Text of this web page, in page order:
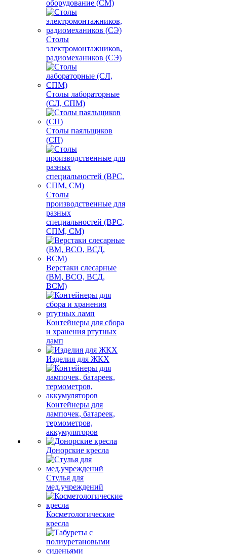
оборудование (СМ)
Столы
электромонтажников,
радиомехаников (СЭ)
Столы лабораторные
(СЛ, СПМ)
Столы паяльщиков
(СП)
Столы
производственные для
разных
специальностей (ВРС,
СПМ, СМ)
Верстаки слесарные
(ВМ, ВСО, ВСД,
ВСМ)
Контейнеры для сбора
и хранения ртутных
ламп
Изделия для ЖКХ
Контейнеры для
лампочек, батареек,
термометров,
аккумуляторов
Донорские кресла
Стулья для
мед.учреждений
Косметологические
кресла